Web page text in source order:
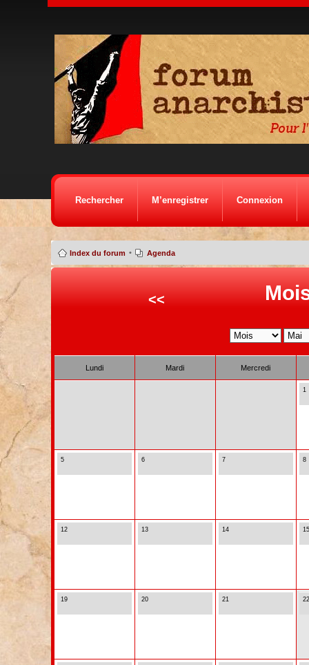
Rechercher M’enregistrer Connexion
Index du forum • Agenda
<<
Lundi Mardi Mercredi
1
5 6 7 8
12 13 14 15
19 20 21 22